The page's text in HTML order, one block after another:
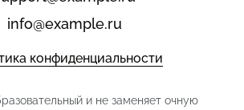
info@example.ru
конфиденциальности
и не заменяет очную